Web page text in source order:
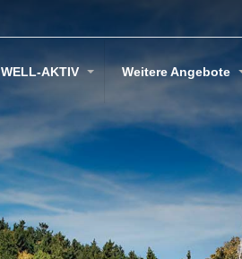
WELL-AKTIV Weitere Angebote